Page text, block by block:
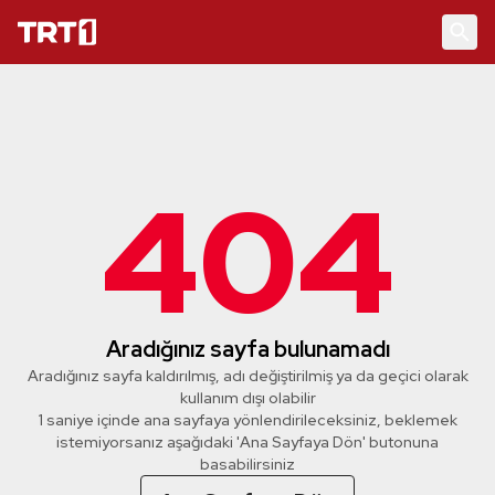
404
Aradığınız sayfa bulunamadı
Aradığınız sayfa kaldırılmış, adı değiştirilmiş ya da geçici olarak
kullanım dışı olabilir
1 saniye içinde ana sayfaya yönlendirileceksiniz, beklemek
istemiyorsanız aşağıdaki 'Ana Sayfaya Dön' butonuna
basabilirsiniz